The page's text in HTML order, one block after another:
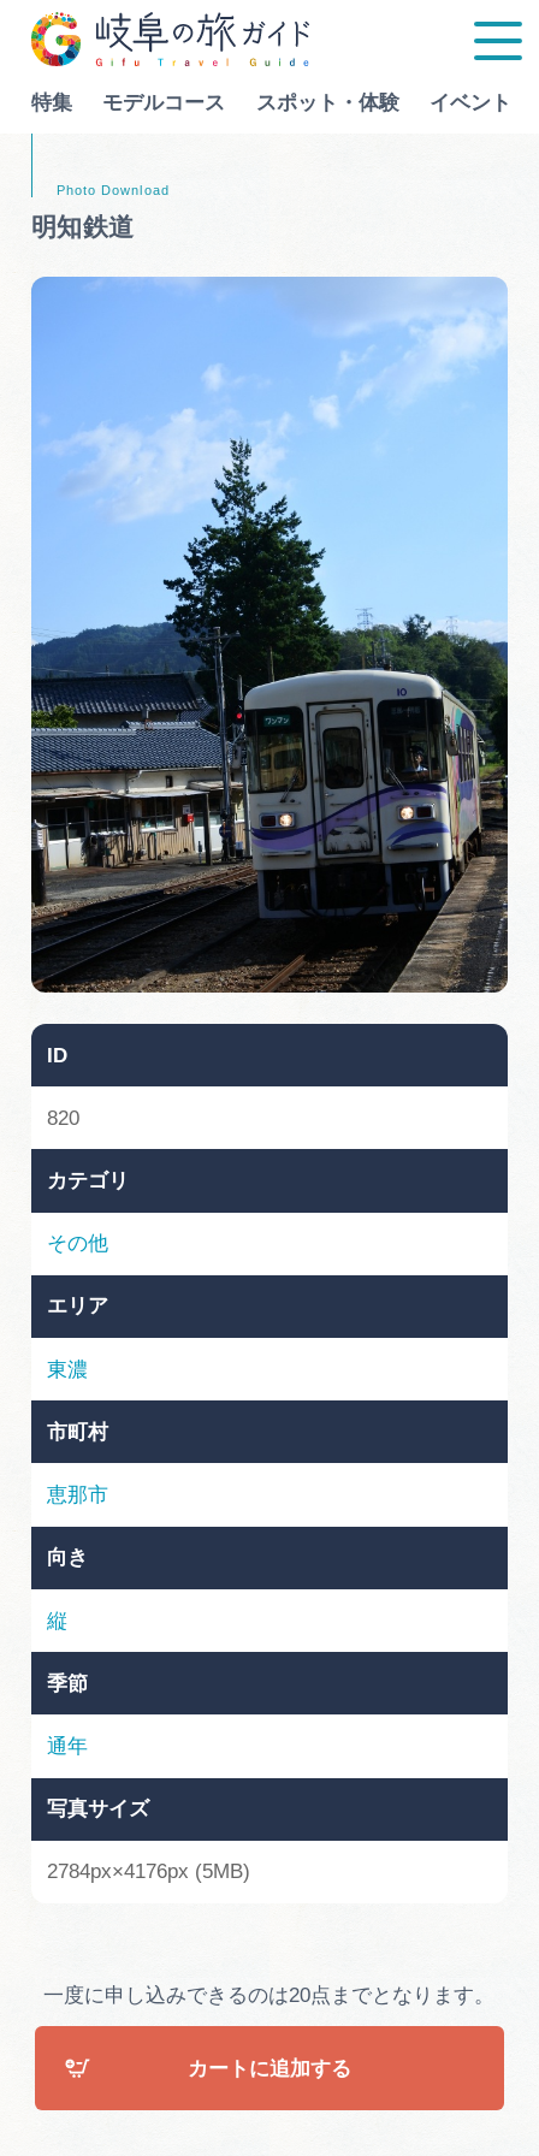
特集 モデルコース スポット・体験 イベント
特集
イベント
グルメ
旅の予約
アクセス
インフォメーション
ぎふ旅レポーター記事
早わかり岐阜
買い物・お土産
体験予約サイト「ＶＩＳＩＴ岐阜県」
岐阜県アウトドア観光キャンペーン
岐阜県まるごと観光エリアガイド
岐阜県観光データベース
旅行会社・観光事業者の皆様へ
フォトライブラリー
運営組織
広告掲載
サイトポリシー
Language
明知鉄道
ID
820
カテゴリ
その他
エリア
東濃
市町村
恵那市
向き
縦
季節
通年
写真サイズ
2784px×4176px (5MB)
一度に申し込みできるのは20点までとなります。
カートに追加する